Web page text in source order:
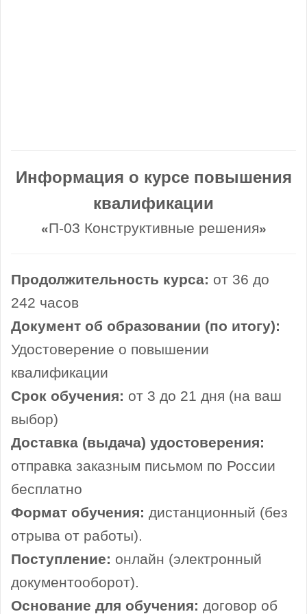
Информация о курсе повышения
квалификации
«П-03 Конструктивные решения»
Продолжительность курса: от 36 до
242 часов
Документ об образовании (по итогу):
Удостоверение о повышении
квалификации
Срок обучения: от 3 до 21 дня (на ваш
выбор)
Доставка (выдача) удостоверения:
отправка заказным письмом по России
бесплатно
Формат обучения: дистанционный (без
отрыва от работы).
Поступление: онлайн (электронный
документооборот).
Основание для обучения: договор об